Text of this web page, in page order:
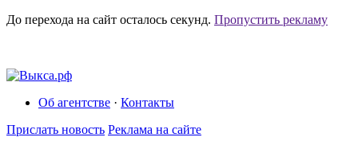
До перехода на сайт осталось секунд. Пропустить рекламу
Об агентстве · Контакты
Прислать новость Реклама на сайте